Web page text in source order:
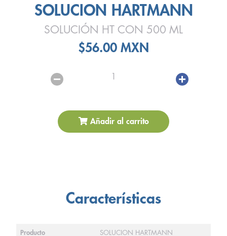
SOLUCION HARTMANN
SOLUCIÓN HT CON 500 ML
$56.00 MXN
1
Añadir al carrito
Características
Producto SOLUCION HARTMANN